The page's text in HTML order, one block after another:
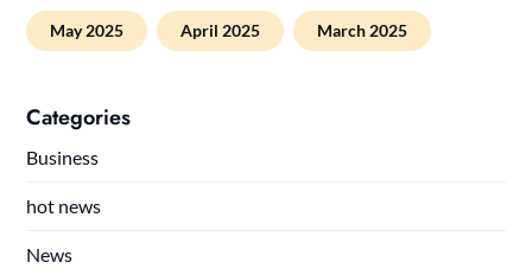
May 2025 April 2025 March 2025
Categories
Business
hot news
News